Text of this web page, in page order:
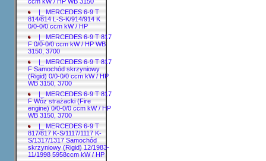
|_ MERCEDES 6-9 T
814/814 L-S-K/914/914 K
0/0-0/0 ccm kW / HP
|_ MERCEDES 6-9 T 817
F 0/0-0/0 ccm kW / HP WB
3150, 3700
|_ MERCEDES 6-9 T 817
F Samochód skrzyniowy
(Rigid) 0/0-0/0 ccm kW / HP
WB 3150, 3700
|_ MERCEDES 6-9 T 817
F Wóz strażacki (Fire
engine) 0/0-0/0 ccm kW / HP
WB 3150, 3700
|_ MERCEDES 6-9 T
817/817 K-S/1117/1117 K-
S/1317/1317 Samochód
skrzyniowy (Rigid) 12/1983-
11/1998 5958ccm kW / HP